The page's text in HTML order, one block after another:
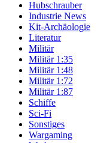
Hubschrauber
Industrie News
Kit-Archäologie
Literatur
Militär
Militär 1:35
Militär 1:48
Militär 1:72
Militär 1:87
Schiffe
Sci-Fi
Sonstiges
Wargaming